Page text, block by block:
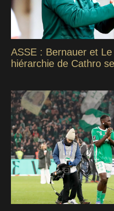
ASSE : Bernauer et
hiérarchie de Cathro